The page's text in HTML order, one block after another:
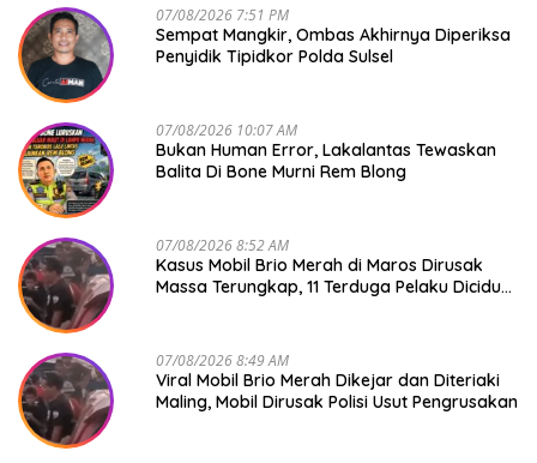
07/08/2026 7:51 PM
Sempat Mangkir, Ombas Akhirnya Diperiksa
Penyidik Tipidkor Polda Sulsel
07/08/2026 10:07 AM
Bukan Human Error, Lakalantas Tewaskan
Balita Di Bone Murni Rem Blong
07/08/2026 8:52 AM
Kasus Mobil Brio Merah di Maros Dirusak
Massa Terungkap, 11 Terduga Pelaku Diciduk
07/08/2026 8:49 AM
Viral Mobil Brio Merah Dikejar dan Diteriaki
Maling, Mobil Dirusak Polisi Usut Pengrusakan